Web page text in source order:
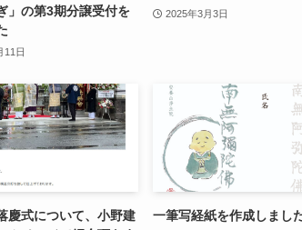
」の第3期分譲受付を
11日
2025年3月3日
慶式について、小野建
一筆写経紙を作成しまし